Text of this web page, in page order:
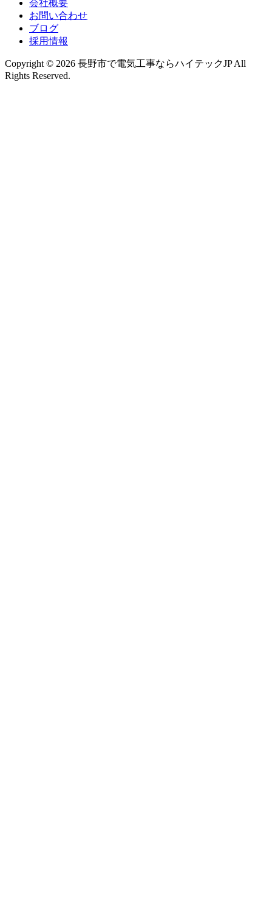
会社概要
お問い合わせ
ブログ
採用情報
Copyright © 2026 長野市で電気工事ならハイテックJP All
Rights Reserved.